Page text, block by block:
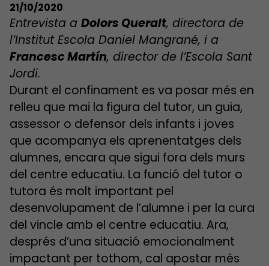
21/10/2020
Entrevista a Dolors Queralt, directora de
l’Institut Escola Daniel Mangrané, i a
Francesc Martín, director de l’Escola Sant
Jordi.
Durant el confinament es va posar més en
relleu que mai la figura del tutor, un guia,
assessor o defensor dels infants i joves
que acompanya els aprenentatges dels
alumnes, encara que sigui fora dels murs
del centre educatiu. La funció del tutor o
tutora és molt important pel
desenvolupament de l’alumne i per la cura
del vincle amb el centre educatiu. Ara,
després d’una situació emocionalment
impactant per tothom, cal apostar més